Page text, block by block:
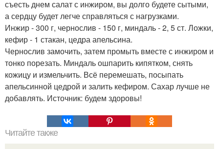
съесть днем салат с инжиром, вы долго будете сытыми,
а сердцу будет легче справляться с нагрузками.
Инжир - 300 г, чернослив - 150 г, миндаль - 2, 5 ст. Ложки,
кефир - 1 стакан, цедра апельсина.
Чернослив замочить, затем промыть вместе с инжиром и
тонко порезать. Миндаль ошпарить кипятком, снять
кожицу и измельчить. Всё перемешать, посыпать
апельсинной цедрой и залить кефиром. Сахар лучше не
добавлять. Источник: будем здоровы!
Читайте также